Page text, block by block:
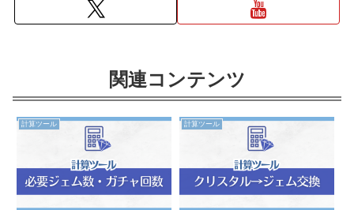
関連コンテンツ
計算ツール 計算ツール